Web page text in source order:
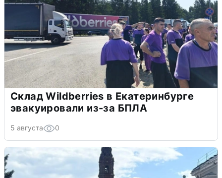
Склад Wildberries в Екатеринбурге
эвакуировали из-за БПЛА
5 августа 0